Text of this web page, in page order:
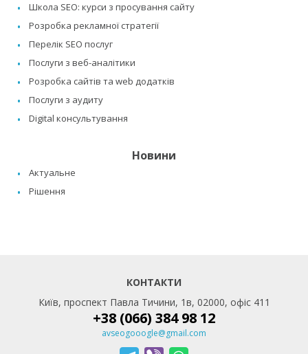
Школа SEO: курси з просування сайту
Розробка рекламної стратегії
Перелік SEO послуг
Послуги з веб-аналітики
Розробка сайтів та web додатків
Послуги з аудиту
Digital консультування
Новини
Актуальне
Рішення
КОНТАКТИ
Київ, проспект Павла Тичини, 1в, 02000, офіс 411
+38 (066) 384 98 12
avseogooogle@gmail.com